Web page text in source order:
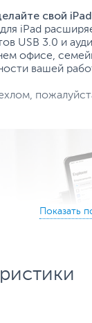
свой
iPad
USB 3.0 и
офисе,
вашей